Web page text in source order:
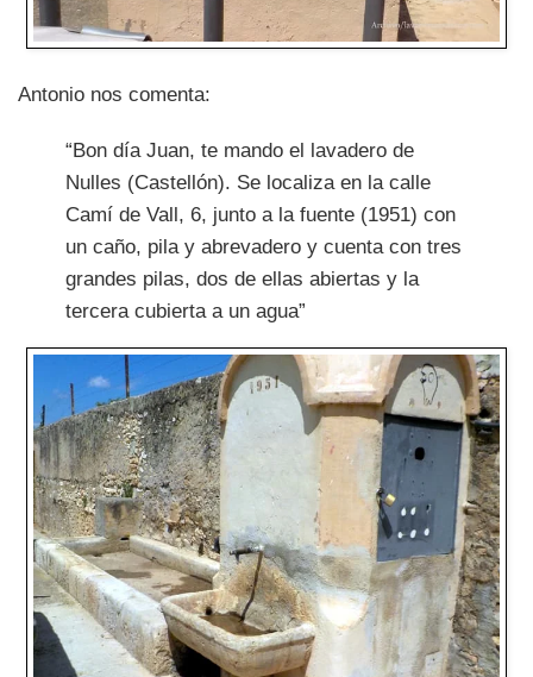
Antonio nos comenta:
“Bon día Juan, te mando el lavadero de
Nulles (Castellón). Se localiza en la calle
Camí de Vall, 6, junto a la fuente (1951) con
un caño, pila y abrevadero y cuenta con tres
grandes pilas, dos de ellas abiertas y la
tercera cubierta a un agua”